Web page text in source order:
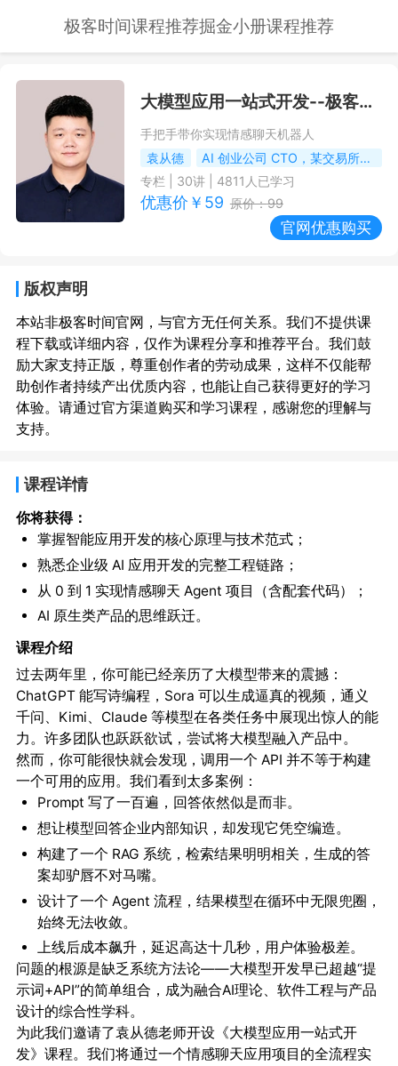
极客时间课程推荐掘金小册课程推荐
大模型应用一站式开发--极客时间课程推荐/优惠
手把手带你实现情感聊天机器人
袁从德
AI 创业公司 CTO，某交易所的前算法负责人
专栏
30讲 | 4811 人已学习
优惠价￥ 59 原价：99
官网优惠购买
版权声明
本站非极客时间官网，与官方无任何关系。我们不提供课
程下载或详细内容，仅作为课程分享和推荐平台。我们鼓
励大家支持正版，尊重创作者的劳动成果，这样不仅能帮
助创作者持续产出优质内容，也能让自己获得更好的学习
体验。请通过官方渠道购买和学习课程，感谢您的理解与
支持。
课程详情
你将获得：
掌握智能应用开发的核心原理与技术范式；
熟悉企业级 AI 应用开发的完整工程链路；
从 0 到 1 实现情感聊天 Agent 项目（含配套代码）；
AI 原生类产品的思维跃迁。
课程介绍
过去两年里，你可能已经亲历了大模型带来的震撼：
ChatGPT 能写诗编程，Sora 可以生成逼真的视频，通义
千问、Kimi、Claude 等模型在各类任务中展现出惊人的能
力。许多团队也跃跃欲试，尝试将大模型融入产品中。
然而，你可能很快就会发现，调用一个 API 并不等于构建
一个可用的应用。我们看到太多案例：
Prompt 写了一百遍，回答依然似是而非。
想让模型回答企业内部知识，却发现它凭空编造。
构建了一个 RAG 系统，检索结果明明相关，生成的答
案却驴唇不对马嘴。
设计了一个 Agent 流程，结果模型在循环中无限兜圈，
始终无法收敛。
上线后成本飙升，延迟高达十几秒，用户体验极差。
问题的根源是缺乏系统方法论——大模型开发早已超越“提
示词+API”的简单组合，成为融合AI理论、软件工程与产品
设计的综合性学科。
为此我们邀请了袁从德老师开设《大模型应用一站式开
发》课程。我们将通过一个情感聊天应用项目的全流程实